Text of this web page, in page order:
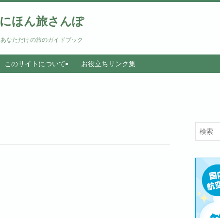
にほん旅さんぽ
あなただけの旅のガイドブック
このサイトについて お役立ちリンク集